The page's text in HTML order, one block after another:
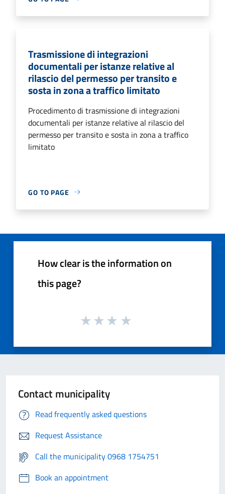
Trasmissione di integrazioni
documentali per istanze relative al
rilascio del permesso per transito e
sosta in zona a traffico limitato
Procedimento di trasmissione di integrazioni
documentali per istanze relative al rilascio del
permesso per transito e sosta in zona a traffico
limitato
GO TO PAGE
How clear is the information on
this page?
Contact municipality
Read frequently asked questions
Request Assistance
Call the municipality 0968 1754751
Book an appointment